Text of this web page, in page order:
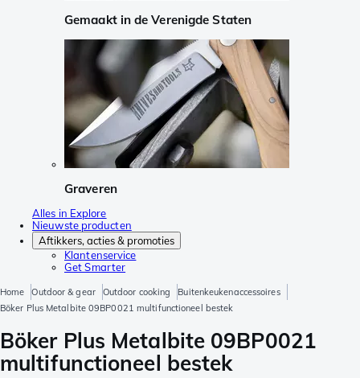
Gemaakt in de Verenigde Staten
Graveren
Alles in Explore
Nieuwste producten
Aftikkers, acties & promoties
Klantenservice
Get Smarter
Home Outdoor & gear Outdoor cooking
Buitenkeukenaccessoires
Böker Plus Metalbite 09BP0021 multifunctioneel bestek
Böker Plus Metalbite 09BP0021
multifunctioneel bestek